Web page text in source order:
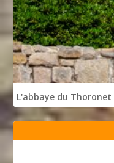
L'abbaye du Thoronet